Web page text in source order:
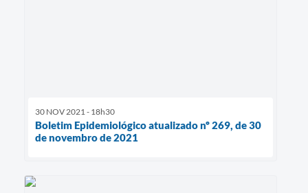
30 NOV 2021 - 18h30
Boletim Epidemiológico atualizado nº 269, de 30
de novembro de 2021